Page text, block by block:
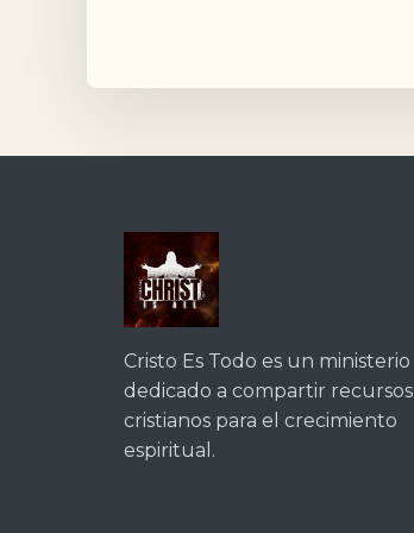
Cristo Es Todo es un ministerio
dedicado a compartir recursos
cristianos para el crecimiento
espiritual.